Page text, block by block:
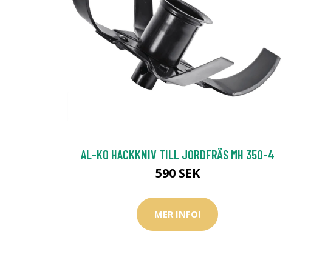
AL-KO HACKKNIV TILL JORDFRÄS MH 350-4
590 SEK
MER INFO!